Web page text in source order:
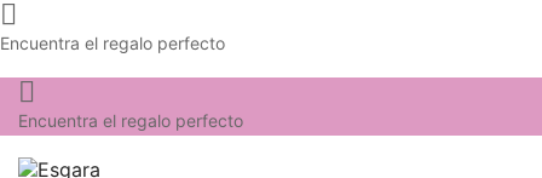

Encuentra el regalo perfecto

Encuentra el regalo perfecto